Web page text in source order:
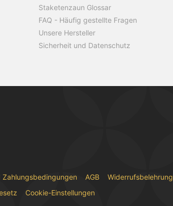
Staketenzaun Glossar
FAQ - Häufig gestellte Fragen
Unsere Hersteller
Sicherheit und Datenschutz
Zahlungsbedingungen AGB
Widerrufsbelehrung
Cookie-Einstellungen